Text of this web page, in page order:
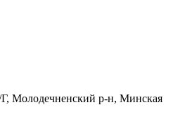
Г, Молодечненский р-н, Минская